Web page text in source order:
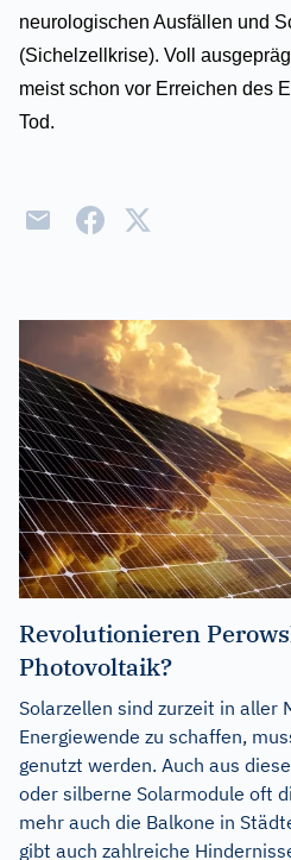
neurologischen Ausfällen und
(Sichelzellkrise). Voll
meist schon vor Erreichen des
Tod.
Revolutionieren
Photovoltaik?
Solarzellen sind zurzeit in aller
Energiewende zu schaffen,
genutzt werden. Auch aus
oder silberne Solarmodule oft
mehr auch die Balkone in
gibt auch zahlreiche